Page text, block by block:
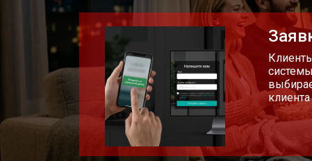
Замена модуля Wi-Fi
Замена лампы подсветки
Ремонт блока управления
Замена блока питания
клиента